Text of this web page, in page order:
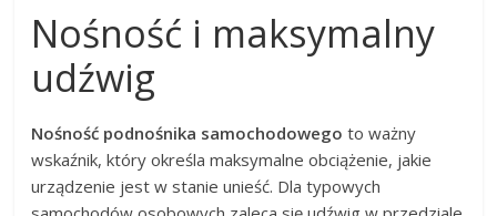
Nośność i maksymalny
udźwig
Nośność podnośnika samochodowego to ważny
wskaźnik, który określa maksymalne obciążenie, jakie
urządzenie jest w stanie unieść. Dla typowych